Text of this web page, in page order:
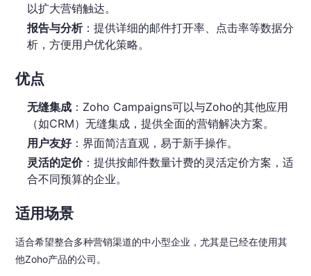
以扩大营销触达。
报告与分析：提供详细的邮件打开率、点击率等数据分
析，方便用户优化策略。
优点
无缝集成：Zoho Campaigns可以与Zoho的其他应用
（如CRM）无缝集成，提供全面的营销解决方案。
用户友好：界面简洁直观，易于新手操作。
灵活的定价：提供按邮件数量计费的灵活定价方案，适
合不同预算的企业。
适用场景
适合希望整合多种营销渠道的中小型企业，尤其是已经在使用其
他Zoho产品的公司。